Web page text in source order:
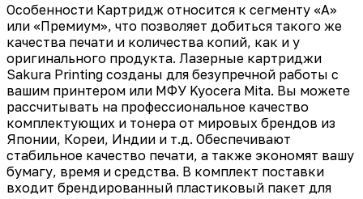
Особенности Картридж относится к сегменту «А»
или «Премиум», что позволяет добиться такого же
качества печати и количества копий, как и у
оригинального продукта. Лазерные картриджи
Sakura Printing созданы для безупречной работы с
вашим принтером или МФУ Kyocera Mita. Вы можете
рассчитывать на профессиональное качество
комплектующих и тонера от мировых брендов из
Японии, Кореи, Индии и т.д. Обеспечивают
стабильное качество печати, а также экономят вашу
бумагу, время и средства. В комплект поставки
входит брендированный пластиковый пакет для